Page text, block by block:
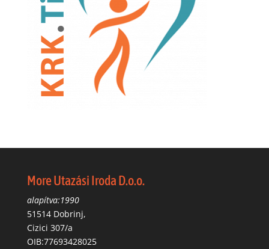
More Utazási Iroda D.o.o.
alapítva:1990
51514 Dobrinj,
Cizici 307/a
OIB:77693428025